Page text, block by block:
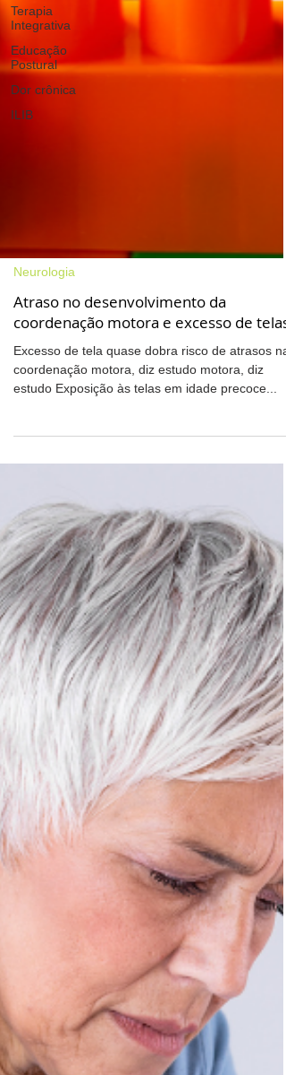
Terapia
Integrativa
Educação
Postural
Dor crônica
ILIB
Neurologia
Atraso no desenvolvimento da
coordenação motora e excesso de telas
Excesso de tela quase dobra risco de atrasos na